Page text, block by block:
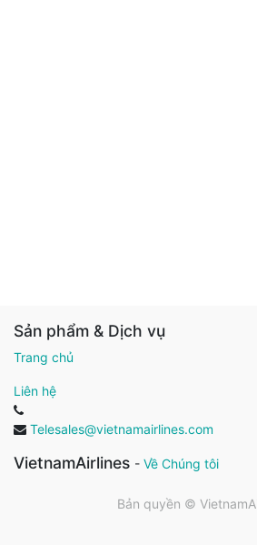
Sản phẩm & Dịch vụ
Trang chủ
Liên hệ
Telesales@vietnamairlines.com
VietnamAirlines - Về Chúng tôi
Bản quyền ©